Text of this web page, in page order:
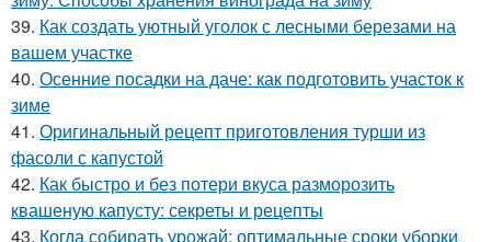
39. Как создать уютный уголок с лесными березами на
вашем участке
40. Осенние посадки на даче: как подготовить участок к
зиме
41. Оригинальный рецепт приготовления турши из
фасоли с капустой
42. Как быстро и без потери вкуса разморозить
квашеную капусту: секреты и рецепты
43. Когда собирать урожай: оптимальные сроки уборки